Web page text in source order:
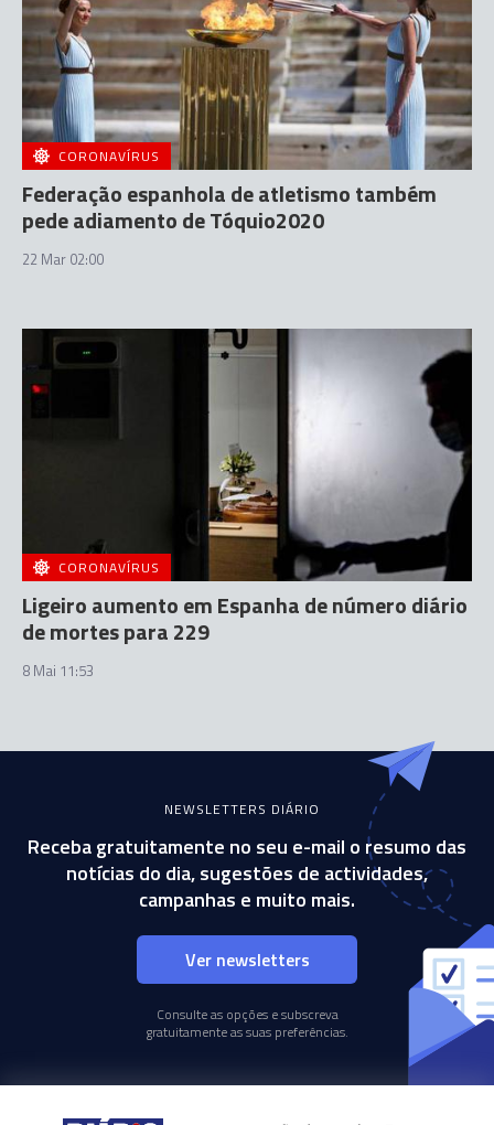
CORONAVÍRUS
Federação espanhola de atletismo também
pede adiamento de Tóquio2020
22 Mar 02:00
CORONAVÍRUS
Ligeiro aumento em Espanha de número diário
de mortes para 229
8 Mai 11:53
NEWSLETTERS DIÁRIO
Receba gratuitamente no seu e-mail o resumo das
notícias do dia, sugestões de actividades,
campanhas e muito mais.
Ver newsletters
Consulte as opções e subscreva
gratuitamente as suas preferências.